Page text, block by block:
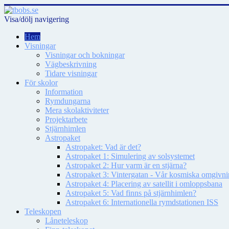
Visa/dölj navigering
Hem
Visningar
Visningar och bokningar
Vägbeskrivning
Tidare visningar
För skolor
Information
Rymdungarna
Mera skolaktiviteter
Projektarbete
Stjärnhimlen
Astropaket
Astropaket: Vad är det?
Astropaket 1: Simulering av solsystemet
Astropaket 2: Hur varm är en stjärna?
Astropaket 3: Vintergatan - Vår kosmiska
Astropaket 4: Placering av satellit i omloppsbana
Astropaket 5: Vad finns på stjärnhimlen?
Astropaket 6: Internationella rymdstationen ISS
Teleskopen
Låneteleskop